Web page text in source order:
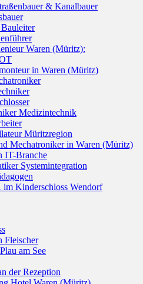
& Kanalbauer
Waren (Müritz):
in Waren (Müritz)
Medizintechnik
Müritzregion
Mechatroniker in Waren (Müritz)
IT-Branche
Systemintegration
Kinderschloss Wendorf
Fleischer
am See
der Rezeption